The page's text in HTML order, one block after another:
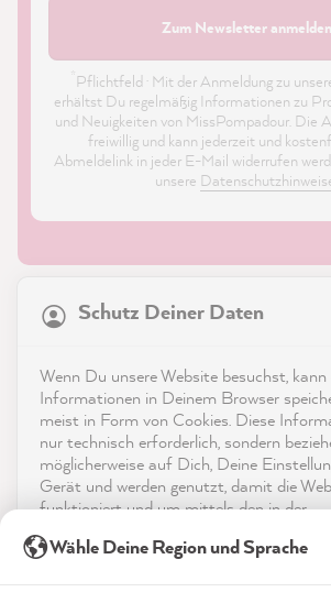
Zum Newsletter anmelden
Pflichtfeld · Mit der Anmeldung zu
erhältst Du regelmäßig Informationen zu
und Neuigkeiten von MissPompadour. Die
freiwillig und kann jederzeit und
Abmeldelink in jeder E-Mail widerrufen
unsere
Service
Kontakt
Schutz Deiner Daten
Wenn Du unsere Website besuchst, kann
Informationen in Deinem Browser
meist in Form von Cookies. Diese
nur technisch erforderlich, sondern
möglicherweise auf Dich, Deine
Gerät und werden genutzt, damit die
funktioniert und um mittels den in der
der Webseite für deren Optimierung zu
21.817Bewertungen
reviews-io
Verifizierter Kunde
tolle Farbe, einfache
Wähle Deine Region und Sprache